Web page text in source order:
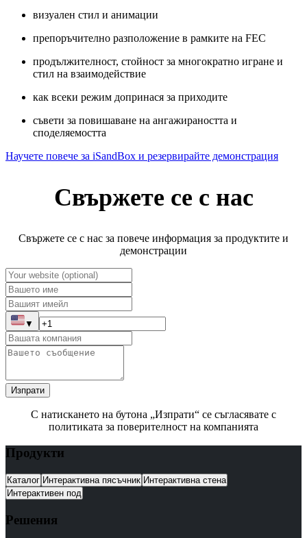
визуален стил и анимации
препоръчително разположение в рамките на FEC
продължителност, стойност за многократно игране и
стил на взаимодействие
как всеки режим допринася за приходите
съвети за повишаване на ангажираността и
споделяемостта
Научете повече за iSandBox и резервирайте демонстрация
Свържете се с нас
Свържете се с нас за повече информация за продуктите и
демонстрации
▼
Изпрати
С натискането на бутона „Изпрати“ се съгласявате с
политиката за поверителност на компанията
Продукти
Каталог Интерактивна пясъчник Интерактивна стена
Интерактивен под
Решения